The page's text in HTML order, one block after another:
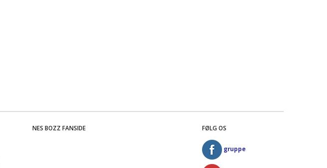
NES BOZZ FANSIDE FØLG OS
gruppe